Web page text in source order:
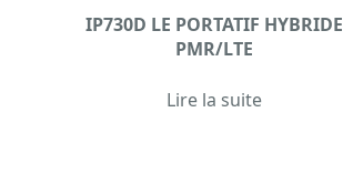
IP730D LE PORTATIF HYBRIDE
PMR/LTE
Lire la suite